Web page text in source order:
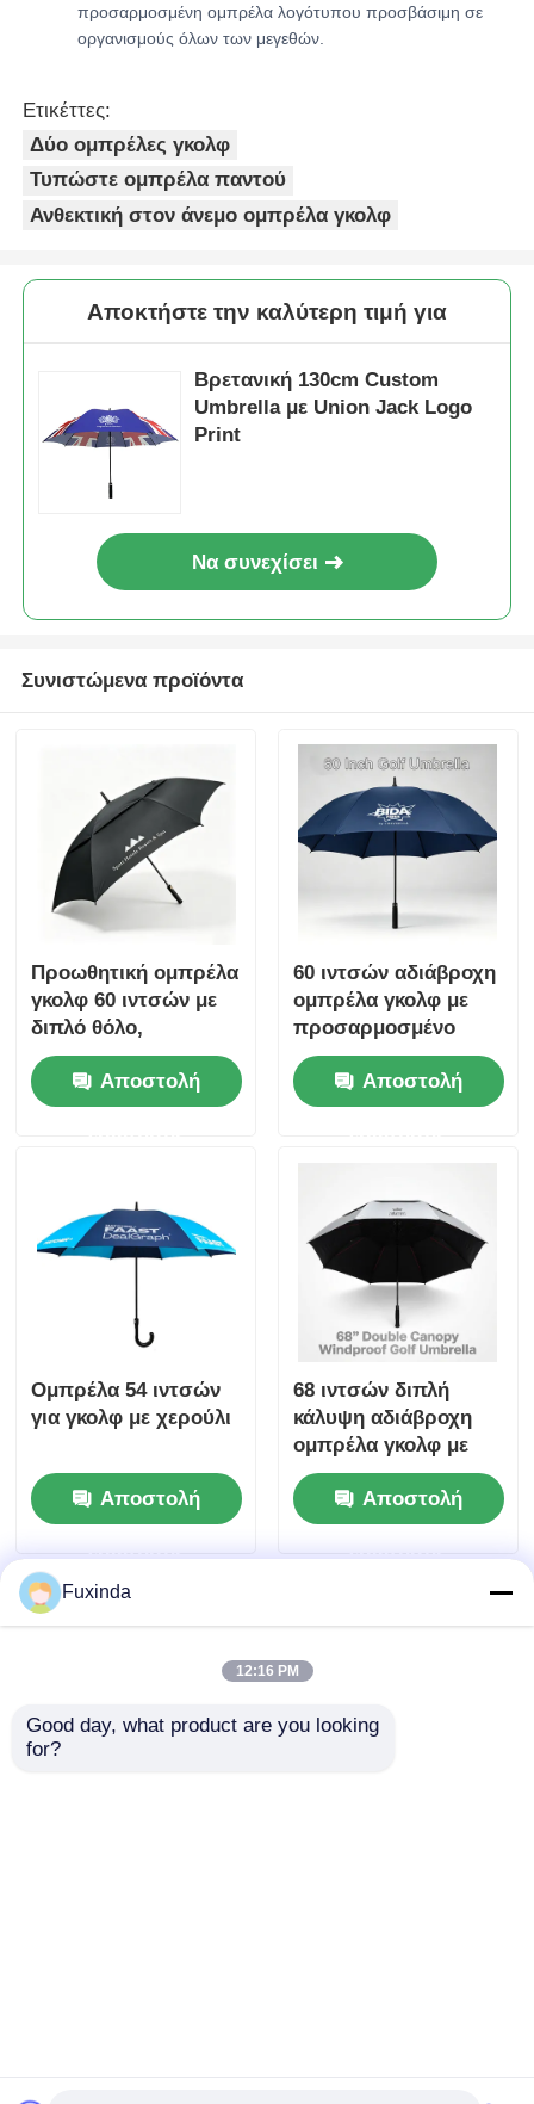
προσαρμοσμένη ομπρέλα λογότυπου προσβάσιμη σε
οργανισμούς όλων των μεγεθών.
Ετικέττες:
Δύο ομπρέλες γκολφ
Τυπώστε ομπρέλα παντού
Ανθεκτική στον άνεμο ομπρέλα γκολφ
Αποκτήστε την καλύτερη τιμή για
Βρετανική 130cm Custom
Umbrella με Union Jack Logo
Print
Να συνεχίσει
Συνιστώμενα προϊόντα
Προωθητική ομπρέλα
γκολφ 60 ιντσών με
διπλό θόλο,
αντιανεμική
υαλοβάμβακα
Αποστολή
60 ιντσών αδιάβροχη
ομπρέλα γκολφ με
προσαρμοσμένο
λογότυπο για
εταιρική και
διαφημιστική χρήση
Αποστολή
Ομπρέλα 54 ιντσών
για γκολφ με χερούλι
Αποστολή
ερώτησης
68 ιντσών διπλή
κάλυψη αδιάβροχη
ομπρέλα γκολφ με
UV50 + Τιτανίου
Ασημένιο ύφασμα και
100 km / h Αντίσταση
στον άνεμο
Αποστολή
ερώτησης
Fuxinda
12:16 PM
Good day, what product are you looking
for?